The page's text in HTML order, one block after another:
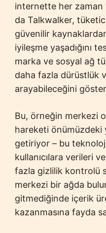
internette her zaman
da Talkwalker,
güvenilir
iyileşme yaşadığını
marka ve sosyal ağ
daha fazla dürüstlük
arayabileceğini
Bu, örneğin merkezi
hareketi önümüzdeki
getiriyor – bu
kullanıcılara verileri
fazla gizlilik kontrolü
merkezi bir ağda
gitmediğinde içerik
kazanmasına fayda